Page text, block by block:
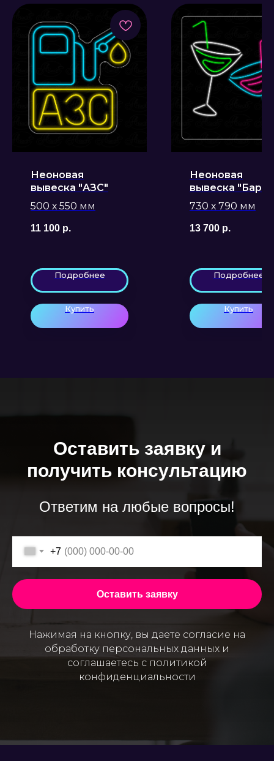
Неоновая
вывеска "АЗС"
500 х 550 мм
11 100 р.
Подробнее
Купить
Неоновая
вывеска
коктейли"
730 х 790 мм
13 700 р.
Подробнее
Купить
Оставить заявку и
получить консультацию
Ответим на любые вопросы!
+7
Оставить заявку
Нажимая на кнопку, вы даете согласие на
обработку персональных данных и
соглашаетесь c политикой
конфиденциальности